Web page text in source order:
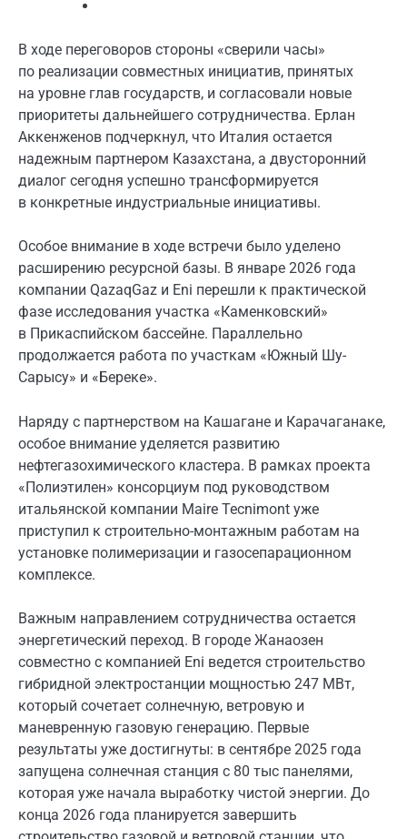
В ходе переговоров стороны «сверили часы»
по реализации совместных инициатив, принятых
на уровне глав государств, и согласовали новые
приоритеты дальнейшего сотрудничества. Ерлан
Аккенженов подчеркнул, что Италия остается
надежным партнером Казахстана, а двусторонний
диалог сегодня успешно трансформируется
в конкретные индустриальные инициативы.
Особое внимание в ходе встречи было уделено
расширению ресурсной базы. В январе 2026 года
компании QazaqGaz и Eni перешли к практической
фазе исследования участка «Каменковский»
в Прикаспийском бассейне. Параллельно
продолжается работа по участкам «Южный Шу-
Сарысу» и «Береке».
Наряду с партнерством на Кашагане и Карачаганаке,
особое внимание уделяется развитию
нефтегазохимического кластера. В рамках проекта
«Полиэтилен» консорциум под руководством
итальянской компании Maire Tecnimont уже
приступил к строительно-монтажным работам на
установке полимеризации и газосепарационном
комплексе.
Важным направлением сотрудничества остается
энергетический переход. В городе Жанаозен
совместно с компанией Eni ведется строительство
гибридной электростанции мощностью 247 МВт,
который сочетает солнечную, ветровую и
маневренную газовую генерацию. Первые
результаты уже достигнуты: в сентябре 2025 года
запущена солнечная станция с 80 тыс панелями,
которая уже начала выработку чистой энергии. До
конца 2026 года планируется завершить